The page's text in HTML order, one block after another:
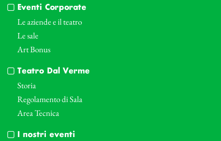
Eventi Corporate
Le aziende e il teatro
Le sale
Art Bonus
Teatro Dal Verme
Storia
Regolamento di Sala
Area Tecnica
I nostri eventi